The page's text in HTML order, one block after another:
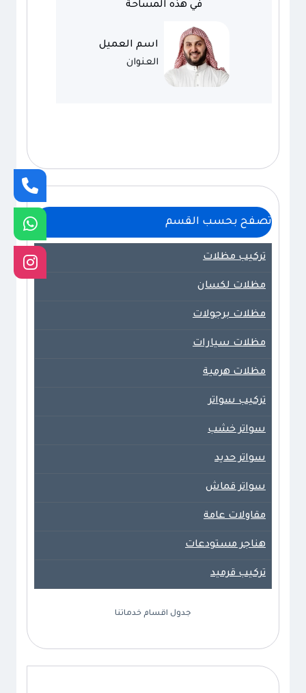
في هذه المساحة
اسم العميل
العنوان
تصفح بحسب القسم
تركيب مظلات
مظلات لكسان
مظلات برجولات
مظلات سيارات
مظلات هرمية
تركيب سواتر
سواتر خشب
سواتر حديد
سواتر قماش
مقاولات عامة
هناجر مستودعات
تركيب قرميد
جدول اقسام خدماتنا